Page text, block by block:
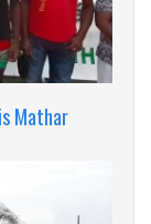
Mathar